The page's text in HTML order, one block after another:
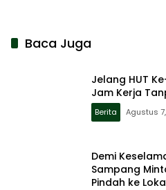
Baca Juga
Jelang HUT
Jam Kerja
Berita Agustus
Demi
Sampang
Pindah ke